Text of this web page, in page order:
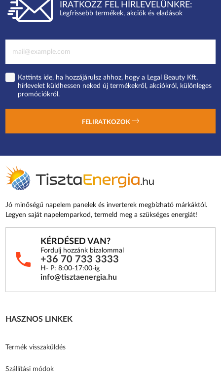
IRATKOZZ FEL HÍRLEVELÜNKRE:
Legfrissebb termékek, akciók és eladások
Kattints ide, ha hozzájárulsz ahhoz, hogy a Legal Beauty Kft.
hírlevelet küldhessen neked új termékekről, akciókról, különleges
promóciókról.
FELIRATKOZOK
Jó minőségű napelem panelek és inverterek megbízható márkáktól.
Legyen saját napelemparkod, termeld meg a szükséges energiát!
KÉRDÉSED VAN?
Fordulj hozzánk bizalommal
+36 70 733 3333
H- P: 8:00-17:00-ig
info@tisztaenergia.hu
HASZNOS LINKEK
Termék visszaküldés
Szállítási módok